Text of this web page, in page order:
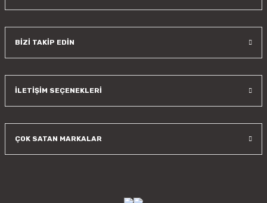
BİZİ TAKİP EDİN
İLETİŞİM SEÇENEKLERİ
ÇOK SATAN MARKALAR